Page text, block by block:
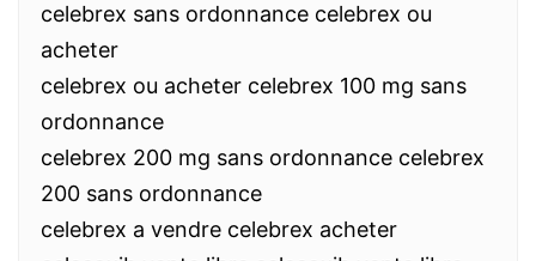
celebrex sans ordonnance celebrex ou
acheter
celebrex ou acheter celebrex 100 mg sans
ordonnance
celebrex 200 mg sans ordonnance celebrex
200 sans ordonnance
celebrex a vendre celebrex acheter